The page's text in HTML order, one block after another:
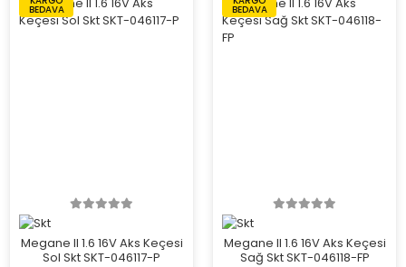
BEDAVA
Megane II 1.6 16V Aks Keçesi
Sol Skt SKT-046117-P
BEDAVA
Megane II 1.6 16V Aks Keçesi
Sağ Skt SKT-046118-FP